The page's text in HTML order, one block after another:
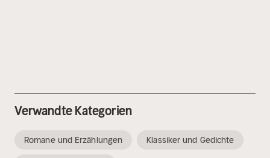
Verwandte Kategorien
Romane und Erzählungen Klassiker und Gedichte